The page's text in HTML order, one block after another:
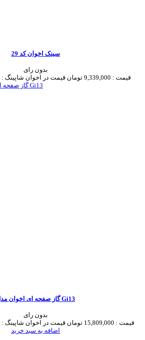
سینک اخوان کد 29
بدون رای
قیمت : 9,339,000 تومان قیمت در اخوان شاپینگ :
گاز صفحه ای اخوان مدل Gi13
بدون رای
قیمت : 15,809,000 تومان قیمت در اخوان شاپینگ :
اضافه به سبد خرید